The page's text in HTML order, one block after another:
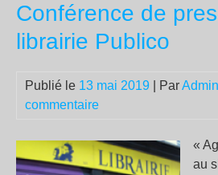
Conférence de
librairie Publico
Publié le 13 mai 2019 | Par
commentaire
«
au